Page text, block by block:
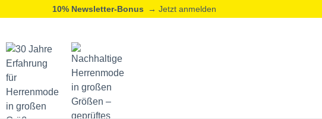
10% Newsletter-Bonus → Jetzt anmelden